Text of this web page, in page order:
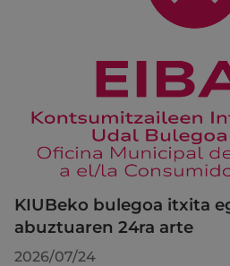
KIUBeko bulegoa itxita
abuztuaren 24ra arte
2026/07/24